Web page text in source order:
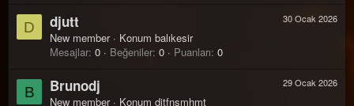
D
30 Ocak 2026
djutt
New member · Konum balıkesir
Mesajlar 0 Beğeniler 0 Puanları 0
B
29 Ocak 2026
Brunodj
New member · Konum djtfnsmhmt